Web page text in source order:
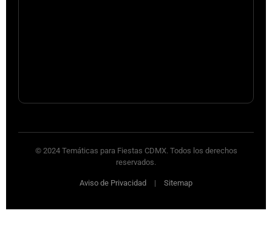
© 2024 Temáticas para Fiestas CDMX. Todos los derechos
reservados.
Aviso de Privacidad | Sitemap